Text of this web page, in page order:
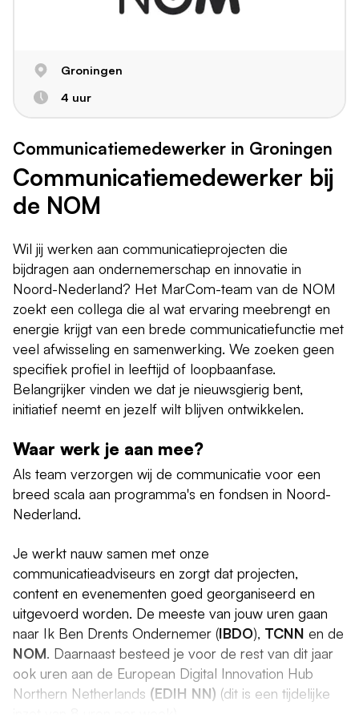
Groningen
4 uur
Communicatiemedewerker in Groningen
Communicatiemedewerker bij
de NOM
Wil jij werken aan communicatieprojecten die
bijdragen aan ondernemerschap en innovatie in
Noord-Nederland? Het MarCom-team van de NOM
zoekt een collega die al wat ervaring meebrengt en
energie krijgt van een brede communicatiefunctie met
veel afwisseling en samenwerking. We zoeken geen
specifiek profiel in leeftijd of loopbaanfase.
Belangrijker vinden we dat je nieuwsgierig bent,
initiatief neemt en jezelf wilt blijven ontwikkelen.
Waar werk je aan mee?
Als team verzorgen wij de communicatie voor een
breed scala aan programma's en fondsen in Noord-
Nederland.
Je werkt nauw samen met onze
communicatieadviseurs en zorgt dat projecten,
content en evenementen goed georganiseerd en
uitgevoerd worden. De meeste van jouw uren gaan
naar Ik Ben Drents Ondernemer (IBDO), TCNN en de
NOM. Daarnaast besteed je voor de rest van dit jaar
ook uren aan de European Digital Innovation Hub
Northern Netherlands (EDIH NN) (dit is een tijdelijke